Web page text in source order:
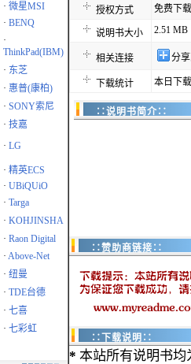
· 微星MSI
· BENQ
·
ThinkPad(IBM)
· 东芝
· 惠普(康柏)
· SONY索尼
· 技嘉
· LG
· 精英ECS
· UBiQUiO
· Targa
· KOHJINSHA
· Raon Digital
· Above-Net
· 纽曼
· TDE台德
· 七喜
· 七彩虹
授权方式 免费下载
说明书大小 2.51 MB
相关连接 分
下载统计 本日下
∷说明书简介∷
∷赞助商链接∷
∷下载说明∷
* 本站所有说明书均